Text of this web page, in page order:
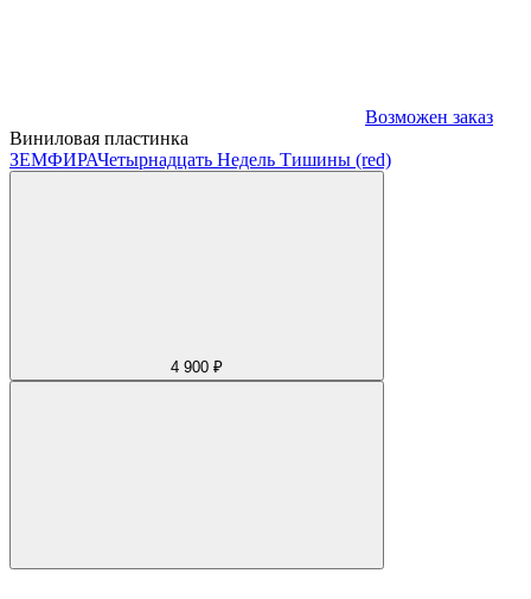
Возможен заказ
Виниловая пластинка
ЗЕМФИРАЧетырнадцать Недель Тишины (red)
4 900 ₽